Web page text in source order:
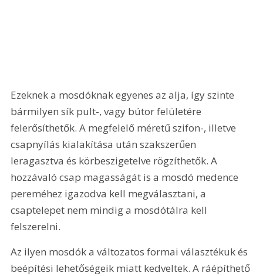
Ezeknek a mosdóknak egyenes az alja, így szinte
bármilyen sík pult-, vagy bútor felületére
felerősíthetők. A megfelelő méretű szifon-, illetve
csapnyílás kialakítása után szakszerűen
leragasztva és körbeszigetelve rögzíthetők. A
hozzávaló csap magasságát is a mosdó medence
pereméhez igazodva kell megválasztani, a
csaptelepet nem mindig a mosdótálra kell
felszerelni.
Az ilyen mosdók a változatos formai választékuk és
beépítési lehetőségeik miatt kedveltek. A ráépíthető